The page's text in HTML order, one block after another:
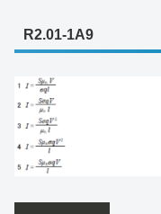
R2.01-1A9